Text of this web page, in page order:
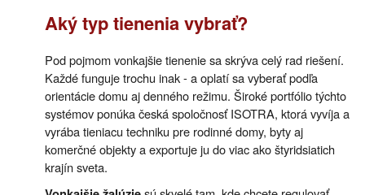
Aký typ tienenia vybrať?
Pod pojmom vonkajšie tienenie sa skrýva celý rad riešení.
Každé funguje trochu inak - a oplatí sa vyberať podľa
orientácie domu aj denného režimu. Široké portfólio týchto
systémov ponúka česká spoločnosť ISOTRA, ktorá vyvíja a
vyrába tieniacu techniku pre rodinné domy, byty aj
komerčné objekty a exportuje ju do viac ako štyridsiatich
krajín sveta.